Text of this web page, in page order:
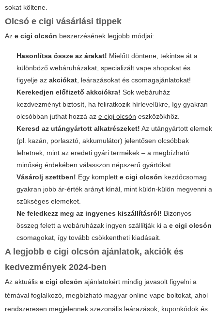
sokat költene.
Olcsó e cigi vásárlási tippek
Az e cigi olcsón beszerzésének legjobb módjai:
Hasonlítsa össze az árakat! Mielőtt döntene, tekintse át a
különböző webáruházakat, specializált vape shopokat és
figyelje az akciókat, leárazásokat és csomagajánlatokat!
Kerekedjen előfizető akkciókra! Sok webáruház
kezdvezményt biztosít, ha feliratkozik hírlevelükre, így gyakran
olcsóbban juthat hozzá az e cigi olcsón eszközökhöz.
Keresd az utángyártott alkatrészeket! Az utángyártott elemek
(pl. kazán, porlasztó, akkumulátor) jelentősen olcsóbbak
lehetnek, mint az eredeti gyári termékek – a megbízható
minőség érdekében válasszon népszerű gyártókat.
Vásárolj szettben! Egy komplett e cigi olcsón kezdőcsomag
gyakran jobb ár-érték arányt kínál, mint külön-külön megvenni a
szükséges elemeket.
Ne feledkezz meg az ingyenes kiszállításról! Bizonyos
összeg felett a webáruházak ingyen szállítják ki a e cigi olcsón
csomagokat, így tovább csökkentheti kiadásait.
A legjobb e cigi olcsón ajánlatok, akciók és
kedvezmények 2024-ben
Az aktuális e cigi olcsón ajánlatokért mindig javasolt figyelni a
témával foglalkozó, megbízható magyar online vape boltokat, ahol
rendszeresen megjelennek szezonális leárazások, kuponkódok és